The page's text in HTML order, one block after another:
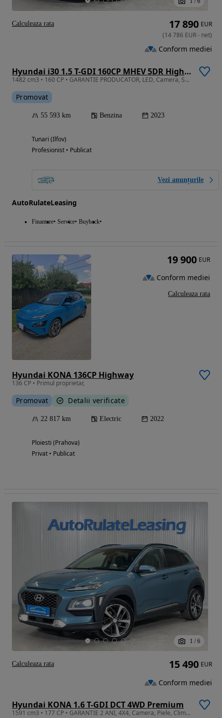
Hyundai i30 1.5 T-GDI 160CP MHEV 5DR Highway N-Line
1482 cm3 • 160 CP • GARANTIE PRODUCATOR, LED, Camera, Scaune-volan incalzite, FASTBACK
Promovat
55 593 km Benzina 2023
Tunari (Ilfov)
Profesionist • Publicat
Vezi anunțurile
AutoRulateLeasing
Finantare Service Buyback
17 890 EUR
(14 786 EUR- net)
Conform mediei
Calculeaza rata
Hyundai KONA 136CP Highway
136 CP • Primul proprietar,
Promovat Detalii verificate
22 817 km Electric 2022
Ploiesti (Prahova)
Privat • Publicat
19 900 EUR
Conform mediei
Calculeaza rata
1 / 6
Hyundai KONA 1.6 T-GDI DCT 4WD Premium
1591 cm3 • 177 CP • GARANTIE 2 ANI, 4X4, Camera, Piele, Clima, LED, Scaune+volan incalzite
15 490 EUR
Conform mediei
Calculeaza rata